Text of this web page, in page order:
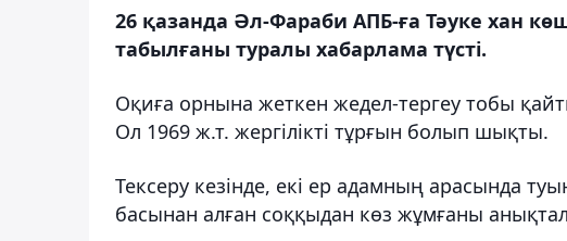
26 қазанда Әл-Фараби АПБ-ға Тәуке хан
табылғаны туралы хабарлама түсті.
Оқиға орнына жеткен жедел-тергеу тобы
Ол 1969 ж.т. жергілікті тұрғын болып шықты.
Тексеру кезінде, екі ер адамның арасында
басынан алған соққыдан көз жұмғаны